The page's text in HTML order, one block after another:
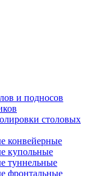
и подносов
столовых
конвейерные
купольные
туннельные
фронтальные